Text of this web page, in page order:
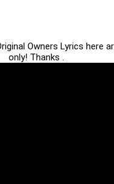
Owners Lyrics here
only! Thanks .